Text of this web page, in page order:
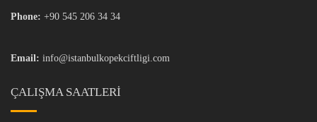
Phone: +90 545 206 34 34
Email: info@istanbulkopekciftligi.com
ÇALIŞMA SAATLERI